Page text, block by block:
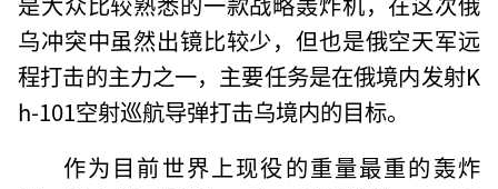
乌冲突中虽然出镜比较少，但也是俄空天军远
程打击的主力之一，主要任务是在俄境内发射K
h-101空射巡航导弹打击乌境内的目标。
作为目前世界上现役的重量最重的轰炸